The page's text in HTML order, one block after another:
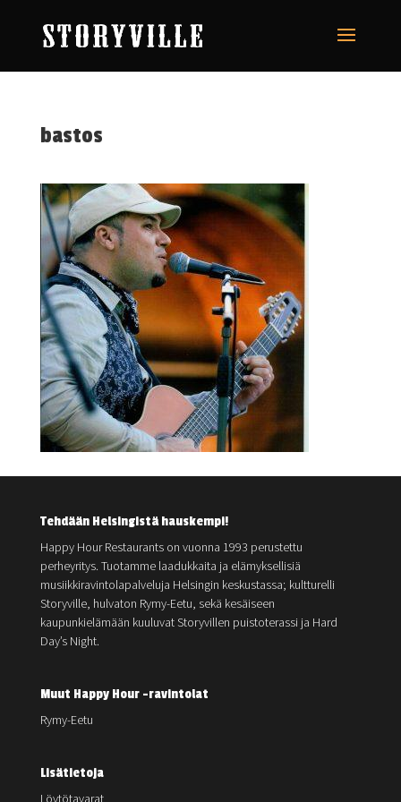
bastos
Tehdään Helsingistä hauskempi!
Happy Hour Restaurants on vuonna 1993 perustettu
perheyritys. Tuotamme laadukkaita ja elämyksellisiä
musiikkiravintolapalveluja Helsingin keskustassa; kultturelli
Storyville, hulvaton Rymy-Eetu, sekä kesäiseen
kaupunkielämään kuuluvat Storyvillen puistoterassi ja Hard
Day’s Night.
Muut Happy Hour -ravintolat
Rymy-Eetu
Lisätietoja